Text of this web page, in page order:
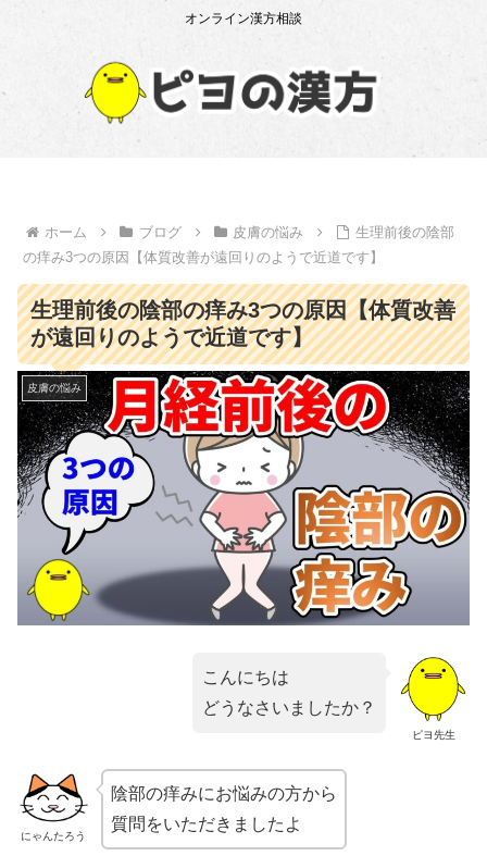
オンライン漢方相談
ホーム ブログ 皮膚の悩み
生理前後の陰部
の痒み3つの原因【体質改善が遠回りのようで近道です】
生理前後の陰部の痒み3つの原因【体質改善
が遠回りのようで近道です】
皮膚の悩み
ピヨ先生
こんにちは
どうなさいましたか？
にゃんたろう
陰部の痒みにお悩みの方から
質問をいただきましたよ